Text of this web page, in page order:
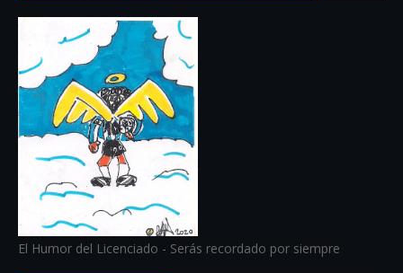
El Humor del Licenciado - Serás recordado por siempre